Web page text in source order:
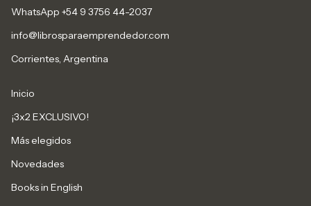
WhatsApp +54 9 3756 44-2037
info@librosparaemprendedor.com
Corrientes, Argentina
Inicio
¡3x2 EXCLUSIVO!
Más elegidos
Novedades
Books in English